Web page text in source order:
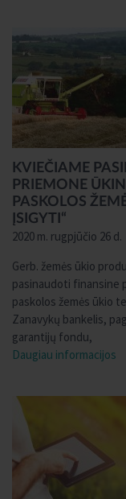
KVIEČIAME
PRIEMONE
PASKOLOS
ĮSIGYTI“
2020 m. rugpjūčio 26 d.
Gerb. žemės ūkio
pasinaudoti finansine
paskolos žemės ūkio
Zanavykų bankelis,
garantijų fondu,
Daugiau informacijos